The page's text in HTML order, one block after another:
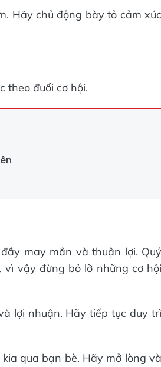
Hãy chủ động bày tỏ cảm xúc
theo đuổi cơ hội.
may mắn và thuận lợi.
vậy đừng bỏ lỡ những cơ hội
lợi nhuận. Hãy tiếp tục duy trì
qua bạn bè. Hãy mở lòng và